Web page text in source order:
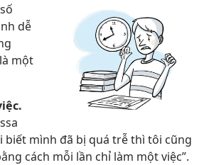
dễ
một
biết mình đã bị quá trễ thì tôi cũng
cách mỗi lần chỉ làm một việc”.